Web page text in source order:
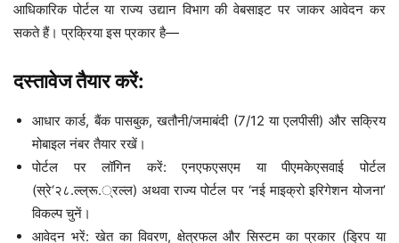
आधिकारिक पोर्टल या राज्य उद्यान विभाग की वेबसाइट पर जाकर आवेदन कर
सकते हैं। प्रक्रिया इस प्रकार है—
दस्तावेज तैयार करें:
आधार कार्ड, बैंक पासबुक, खतौनी/जमाबंदी (7/12 या एलपीसी) और सक्रिय
मोबाइल नंबर तैयार रखें।
पोर्टल पर लॉगिन करें: एनएफएसएम या पीएमकेएसवाई पोर्टल
(स्रे‘२८.ल्ल्रू.्रल्ल) अथवा राज्य पोर्टल पर ‘नई माइक्रो इरिगेशन योजना’
विकल्प चुनें।
आवेदन भरें: खेत का विवरण, क्षेत्रफल और सिस्टम का प्रकार (ड्रिप या